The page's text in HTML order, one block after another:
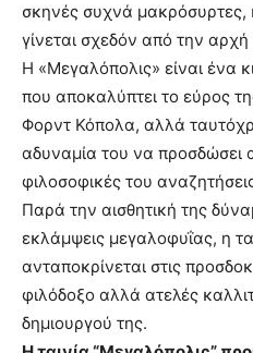
σκηνές συχνά μακρόσυρτες,
γίνεται σχεδόν από την αρχή
Η «Μεγαλόπολις» είναι ένα
που αποκαλύπτει το εύρος
Φορντ Κόπολα, αλλά
αδυναμία του να προσδώσει
φιλοσοφικές του
Παρά την αισθητική της
εκλάμψεις μεγαλοφυΐας, η
ανταποκρίνεται στις
φιλόδοξο αλλά ατελές
δημιουργού της.